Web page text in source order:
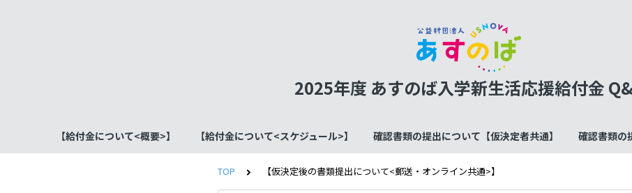
2025年度 あすのば入学新生活応援給付金
【給付金について<概要>】 【給付金について<スケジュール>】 確認書類の提出について【仮決定者共通】 確認書類の
TOP 【仮決定後の書類提出について<郵送・オンライン共通>】